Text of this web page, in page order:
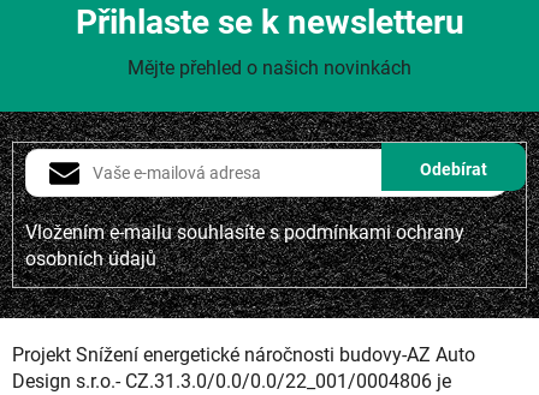
Vložením e-mailu souhlasíte spodmínkami ochrany
osobních údajů
Přihlaste se k newsletteru
Mějte přehled o našich novinkách
Projekt Snížení energetické náročnosti budovy-AZ Auto
Design s.r.o.- CZ.31.3.0/0.0/0.0/22_001/0004806 je